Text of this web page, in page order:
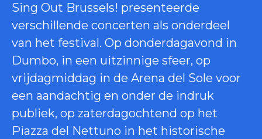
Sing Out Brussels! presenteerde
verschillende concerten als onderdeel
van het festival. Op donderdagavond in
Dumbo, in een uitzinnige sfeer, op
vrijdagmiddag in de Arena del Sole voor
een aandachtig en onder de indruk
publiek, op zaterdagochtend op het
Piazza del Nettuno in het historische